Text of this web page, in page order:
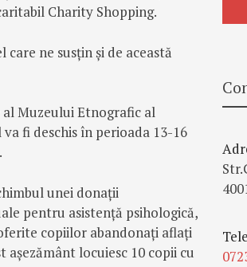
Charity Shopping.
ne susțin și de această
Muzeului Etnografic al
fi deschis în perioada 13-16
unei donații
pentru asistență psihologică,
copiilor abandonaţi aflaţi
așezământ locuiesc 10 copii cu